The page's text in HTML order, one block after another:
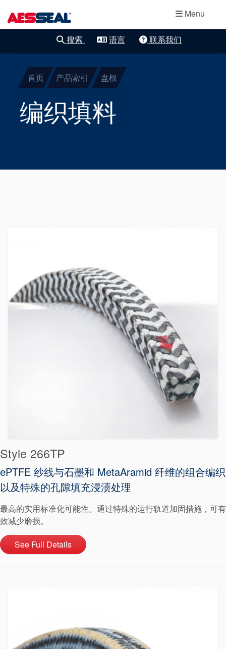
Menu
轴承保护器
集装式机械密
封
两部件密封
干气密封
密封辅助系统
认证和标准
搜索 语言 联系我们
首页 产品索引 盘根
编织填料
Style 266TP
ePTFE 纱线与石墨和 MetaAramid 纤维的组合编织
以及特殊的孔隙填充浸渍处理
最高的实用标准化可能性。通过特殊的运行轨道加固措施，可有
效减少磨损。
See Full Details